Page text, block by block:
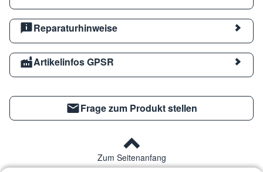
Reparaturhinweise
Artikelinfos GPSR
Frage zum Produkt stellen
Zum Seitenanfang